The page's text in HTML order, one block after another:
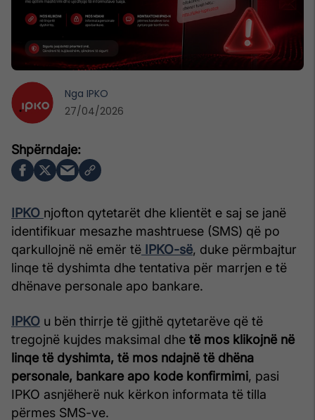
IPKO njofton qytetarët dhe klientët e saj se janë
identifikuar mesazhe mashtruese (SMS) që po
qarkullojnë në emër të
IPKO-së, duke përmbajtur
linqe të dyshimta dhe tentativa për marrjen e të
dhënave personale apo bankare.
IPKO u bën thirrje të gjithë qytetarëve që të
tregojnë kujdes maksimal dhe të mos klikojnë në
linqe të dyshimta, të mos ndajnë të dhëna
personale, bankare apo kode konfirmimi, pasi
IPKO asnjëherë nuk kërkon informata të tilla
përmes SMS-ve.
Nga IPKO
27/04/2026